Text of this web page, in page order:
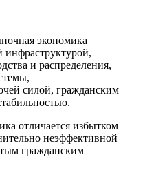
экономика
инфраструктурой,
и распределения,
силой, гражданским
отличается избытком
неэффективной
гражданским